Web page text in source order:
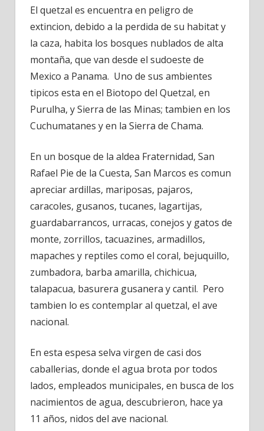
El quetzal es encuentra en peligro de
extincion, debido a la perdida de su habitat y
la caza, habita los bosques nublados de alta
montaña, que van desde el sudoeste de
Mexico a Panama. Uno de sus ambientes
tipicos esta en el Biotopo del Quetzal, en
Purulha, y Sierra de las Minas; tambien en los
Cuchumatanes y en la Sierra de Chama.
En un bosque de la aldea Fraternidad, San
Rafael Pie de la Cuesta, San Marcos es comun
apreciar ardillas, mariposas, pajaros,
caracoles, gusanos, tucanes, lagartijas,
guardabarrancos, urracas, conejos y gatos de
monte, zorrillos, tacuazines, armadillos,
mapaches y reptiles como el coral, bejuquillo,
zumbadora, barba amarilla, chichicua,
talapacua, basurera gusanera y cantil. Pero
tambien lo es contemplar al quetzal, el ave
nacional.
En esta espesa selva virgen de casi dos
caballerias, donde el agua brota por todos
lados, empleados municipales, en busca de los
nacimientos de agua, descubrieron, hace ya
11 años, nidos del ave nacional.